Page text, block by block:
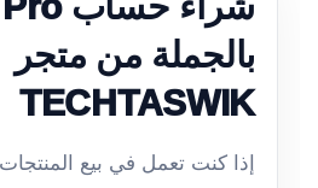
بالجملة من متجر
TECHTASWIK
إذا كنت تعمل في بيع